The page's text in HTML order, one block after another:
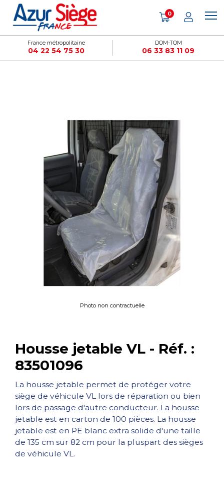
France métropolitaine
04 22 54 75 30
DOM-TOM
06 33 83 11 09
0
Housse jetable VL - Réf. :
83501096
La housse jetable permet de protéger votre
siège de véhicule VL lors de réparation ou bien
lors de passage d'autre conducteur. La housse
jetable est en carton de 100 pièces. La housse
jetable est en PE blanc extra solide d'une taille
de 135 cm sur 82 cm pour la pluspart des sièges
de véhicule VL.
Photo non contractuelle
Panneau de gestion des cookies